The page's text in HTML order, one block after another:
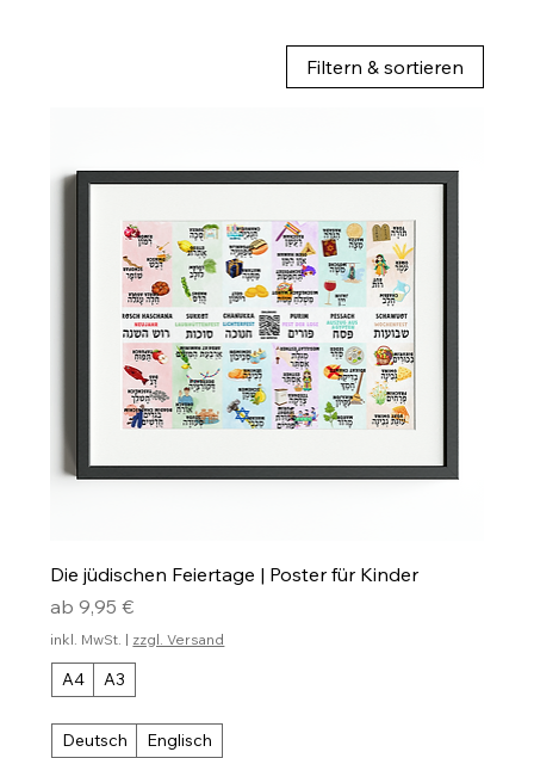
Filtern & sortieren
Die jüdischen Feiertage | Poster für Kinder
ab9,95 €
Sale-Preis
inkl. MwSt. | zzgl. Versand
A4 A3
Deutsch Englisch